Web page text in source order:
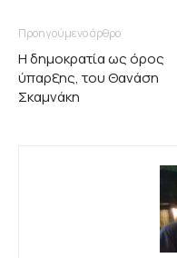
Προηγούμενο άρθρο
Η δημοκρατία ως όρος
ύπαρξης, του Θανάση
Σκαμνάκη